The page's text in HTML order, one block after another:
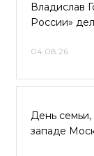
Владислав
России»
04.08.26
День
западе